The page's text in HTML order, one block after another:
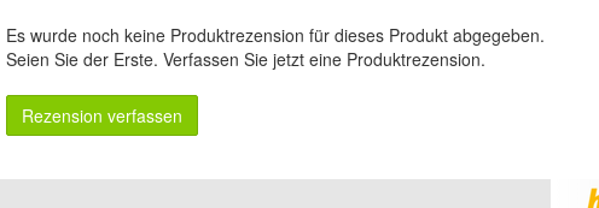
Es wurde noch keine Produktrezension für dieses Produkt abgegeben.
Seien Sie der Erste. Verfassen Sie jetzt eine Produktrezension.
Rezension verfassen